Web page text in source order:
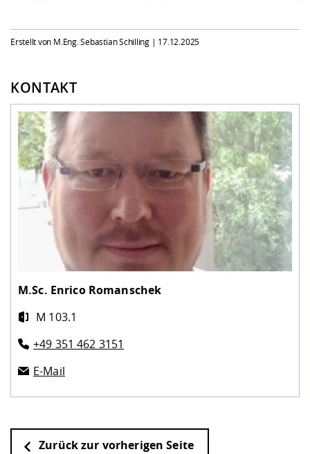
Erstellt von M.Eng. Sebastian Schilling | 17.12.2025
KONTAKT
M.Sc. Enrico Romanschek
M 103.1
+49 351 462 3151
E-Mail
Zurück zur vorherigen Seite